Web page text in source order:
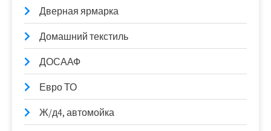
Дверная ярмарка
Домашний текстиль
ДОСААФ
Евро ТО
Ж/д4, автомойка